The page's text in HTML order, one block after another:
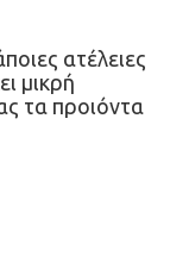
ατέλειες
μικρή
τα προιόντα